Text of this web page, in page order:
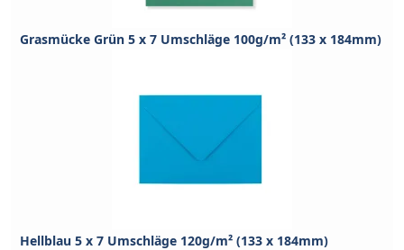
Grasmücke Grün 5 x 7 Umschläge 100g/m² (133 x 184mm)
Hellblau 5 x 7 Umschläge 120g/m² (133 x 184mm)